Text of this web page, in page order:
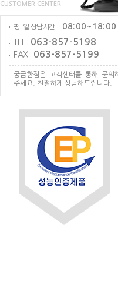
CUSTOMER CENTER
평 일 상담시간
08:00~18:00
TEL : 063-857-5198
FAX : 063-857-5199
궁금한점은 고객센터를 통해 문의
주세요. 친절하게 상담해드립니다.